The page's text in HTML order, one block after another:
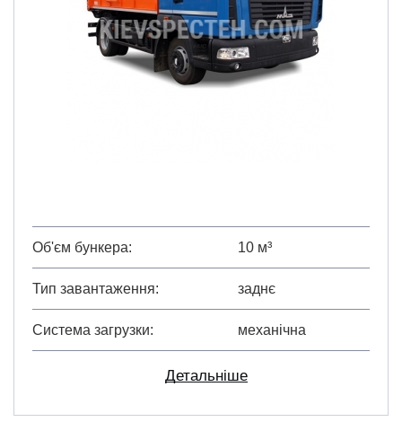
Об'єм бункера 10 м³
Тип завантаження заднє
Система загрузки механічна
Детальніше